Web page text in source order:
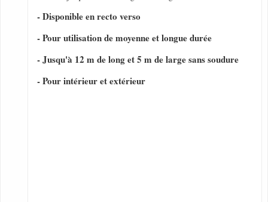
- Disponible en recto verso
- Pour utilisation de moyenne et longue durée
- Jusqu'à 12 m de long et 5 m de large sans soudure
- Pour intérieur et extérieur